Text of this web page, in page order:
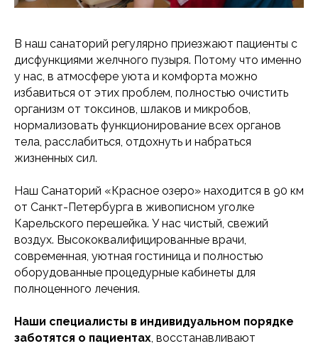
В наш санаторий регулярно приезжают пациенты с
дисфункциями желчного пузыря. Потому что именно
у нас, в атмосфере уюта и комфорта можно
избавиться от этих проблем, полностью очистить
организм от токсинов, шлаков и микробов,
нормализовать функционирование всех органов
тела, расслабиться, отдохнуть и набраться
жизненных сил.
Наш Санаторий «Красное озеро» находится в 90 км
от Санкт-Петербурга в живописном уголке
Карельского перешейка. У нас чистый, свежий
воздух. Высококвалифицированные врачи,
современная, уютная гостиница и полностью
оборудованные процедурные кабинеты для
полноценного лечения.
Наши специалисты в индивидуальном порядке
заботятся о пациентах, восстанавливают